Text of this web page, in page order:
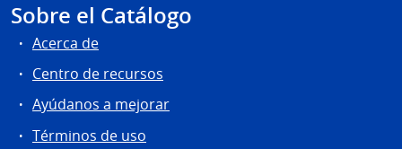
Sobre el Catálogo
Acerca de
Centro de recursos
Ayúdanos a mejorar
Términos de uso